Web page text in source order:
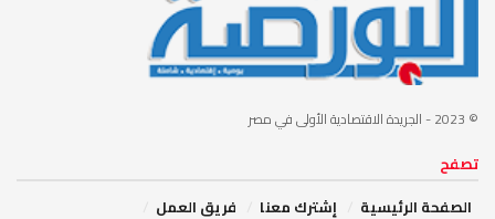
© 2023 - الجريدة الاقتصادية الأولى في مصر
تصفح
الصفحة الرئيسية
إشترك معنا فريق العمل